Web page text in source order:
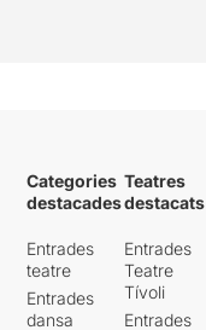
Categories
destacades
Entrades
teatre
Entrades
dansa
Teatres
destacats
Entrades
Teatre
Tívoli
Entrades